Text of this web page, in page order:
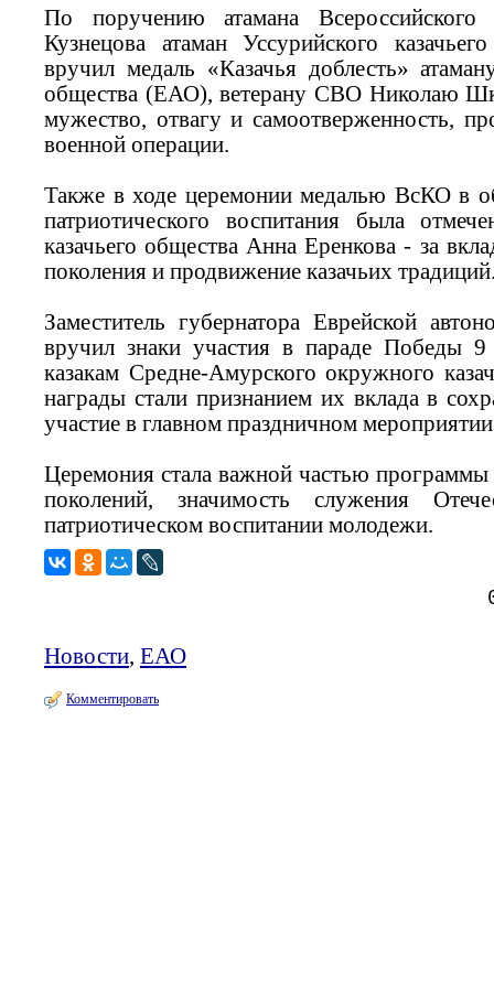
По поручению атамана Всероссийского
Кузнецова атаман Уссурийского
вручил медаль «Казачья доблесть»
общества (ЕАО), ветерану СВО Николаю
мужество, отвагу и самоотверженность,
военной операции.
Также в ходе церемонии медалью ВсКО в
патриотического воспитания была
казачьего общества Анна Еренкова - за
поколения и продвижение казачьих
Заместитель губернатора Еврейской
вручил знаки участия в параде Победы
казакам Средне-Амурского окружного
награды стали признанием их вклада в
участие в главном праздничном
Церемония стала важной частью программы
поколений, значимость служения
патриотическом воспитании молодежи.
Новости, ЕАО
Комментировать